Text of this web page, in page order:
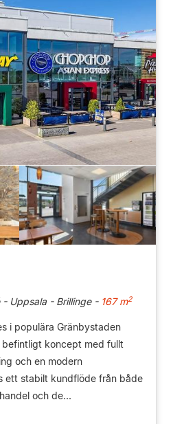
Uppsala - Brillinge -167 m2
i populära Gränbystaden
koncept med fullt
och en modern
ett stabilt kundflöde från både
och de...